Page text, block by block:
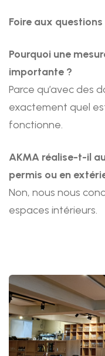
Foire aux
Pourquoi une
importante ?
Parce qu’avec des
exactement quel
fonctionne.
AKMA réalise-t-il
permis ou en
Non, nous nous
espaces intérieurs.